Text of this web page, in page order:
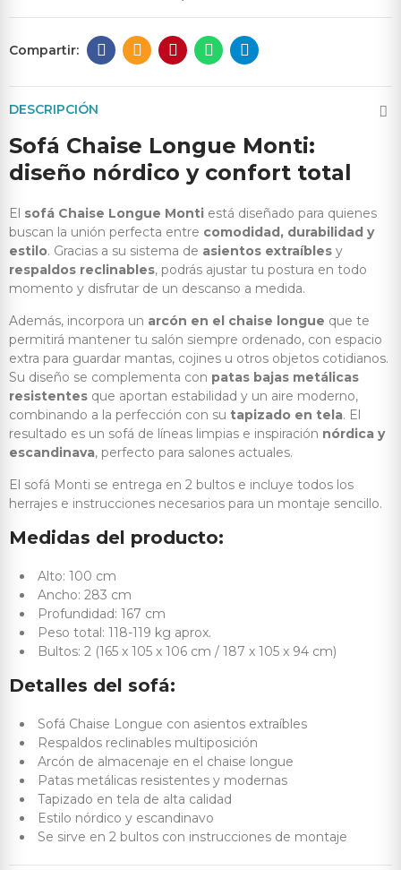
DESCRIPCIÓN
Sofá Chaise Longue Monti:
diseño nórdico y confort total
El sofá Chaise Longue Monti está diseñado para quienes
buscan la unión perfecta entre comodidad, durabilidad y
estilo. Gracias a su sistema de asientos extraíbles y
respaldos reclinables, podrás ajustar tu postura en todo
momento y disfrutar de un descanso a medida.
Además, incorpora un arcón en el chaise longue que te
permitirá mantener tu salón siempre ordenado, con espacio
extra para guardar mantas, cojines u otros objetos cotidianos.
Su diseño se complementa con patas bajas metálicas
resistentes que aportan estabilidad y un aire moderno,
combinando a la perfección con su tapizado en tela. El
resultado es un sofá de líneas limpias e inspiración nórdica y
escandinava, perfecto para salones actuales.
El sofá Monti se entrega en 2 bultos e incluye todos los
herrajes e instrucciones necesarios para un montaje sencillo.
Medidas del producto:
Alto: 100 cm
Ancho: 283 cm
Profundidad: 167 cm
Peso total: 118-119 kg aprox.
Bultos: 2 (165 x 105 x 106 cm / 187 x 105 x 94 cm)
Detalles del sofá:
Sofá Chaise Longue con asientos extraíbles
Respaldos reclinables multiposición
Arcón de almacenaje en el chaise longue
Patas metálicas resistentes y modernas
Tapizado en tela de alta calidad
Estilo nórdico y escandinavo
Se sirve en 2 bultos con instrucciones de montaje